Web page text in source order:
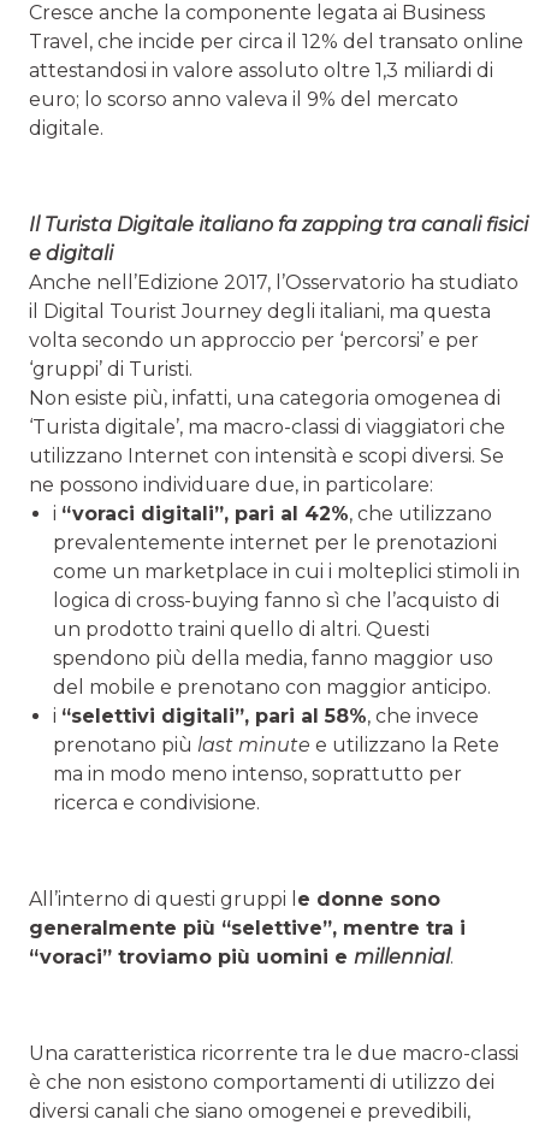
Cresce anche la componente legata ai Business
Travel, che incide per circa il 12% del transato online
attestandosi in valore assoluto oltre 1,3 miliardi di
euro; lo scorso anno valeva il 9% del mercato
digitale.
Il Turista Digitale italiano fa zapping tra canali fisici
e digitali
Anche nell’Edizione 2017, l’Osservatorio ha studiato
il Digital Tourist Journey degli italiani, ma questa
volta secondo un approccio per ‘percorsi’ e per
‘gruppi’ di Turisti.
Non esiste più, infatti, una categoria omogenea di
‘Turista digitale’, ma macro-classi di viaggiatori che
utilizzano Internet con intensità e scopi diversi. Se
ne possono individuare due, in particolare:
i “voraci digitali”, pari al 42%, che utilizzano
prevalentemente internet per le prenotazioni
come un marketplace in cui i molteplici stimoli in
logica di cross-buying fanno sì che l’acquisto di
un prodotto traini quello di altri. Questi
spendono più della media, fanno maggior uso
del mobile e prenotano con maggior anticipo.
i “selettivi digitali”, pari al 58%, che invece
prenotano più last minute e utilizzano la Rete
ma in modo meno intenso, soprattutto per
ricerca e condivisione.
All’interno di questi gruppi l e donne sono
generalmente più “selettive”, mentre tra i
“voraci” troviamo più uomini e millennial.
Una caratteristica ricorrente tra le due macro-classi
è che non esistono comportamenti di utilizzo dei
diversi canali che siano omogenei e prevedibili,